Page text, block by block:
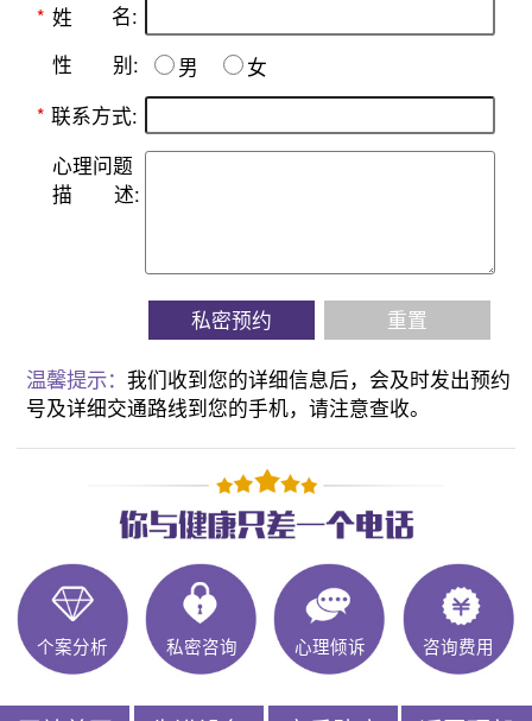
* 姓 名:
性 别: 男
女
* 联系方式:
心理问题
描
述:
私密预约 重置
温馨提示：我们收到您的详细信息后，会及时发出预约
号及详细交通路线到您的手机，请注意查收。
个案分析 私密咨询 心理倾诉 咨询费用